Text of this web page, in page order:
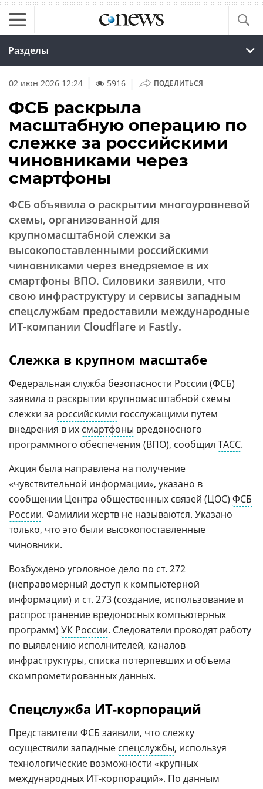
Разделы
02 июн 2026 12:24 5916 | ПОДЕЛИТЬСЯ
ФСБ раскрыла
масштабную операцию по
слежке за российскими
чиновниками через
смартфоны
ФСБ объявила о раскрытии многоуровневой
схемы, организованной для
крупномасштабной слежки за
высокопоставленными российскими
чиновниками через внедряемое в их
смартфоны ВПО. Силовики заявили, что
свою инфраструктуру и сервисы западным
спецслужбам предоставили международные
ИТ-компании Cloudflare и Fastly.
Слежка в крупном масштабе
Федеральная служба безопасности России (ФСБ)
заявила о раскрытии крупномасштабной схемы
слежки за российскими госслужащими путем
внедрения в их смартфоны вредоносного
программного обеспечения (ВПО), сообщил ТАСС.
Акция была направлена на получение
«чувствительной информации», указано в
сообщении Центра общественных связей (ЦОС) ФСБ
России. Фамилии жертв не называются. Указано
только, что это были высокопоставленные
чиновники.
Возбуждено уголовное дело по ст. 272
(неправомерный доступ к компьютерной
информации) и ст. 273 (создание, использование и
распространение вредоносных компьютерных
программ) УК России. Следователи проводят работу
по выявлению исполнителей, каналов
инфраструктуры, списка потерпевших и объема
скомпрометированныхданных.
Спецслужба ИТ-корпораций
Представители ФСБ заявили, что слежку
осуществили западные спецслужбы, используя
технологические возможности «крупных
международных ИT-корпораций». По данным